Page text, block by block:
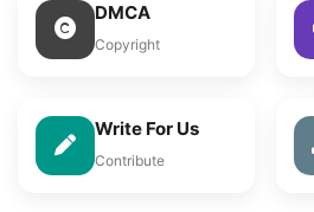
DMCA
Copyright
Write For Us
Contribute